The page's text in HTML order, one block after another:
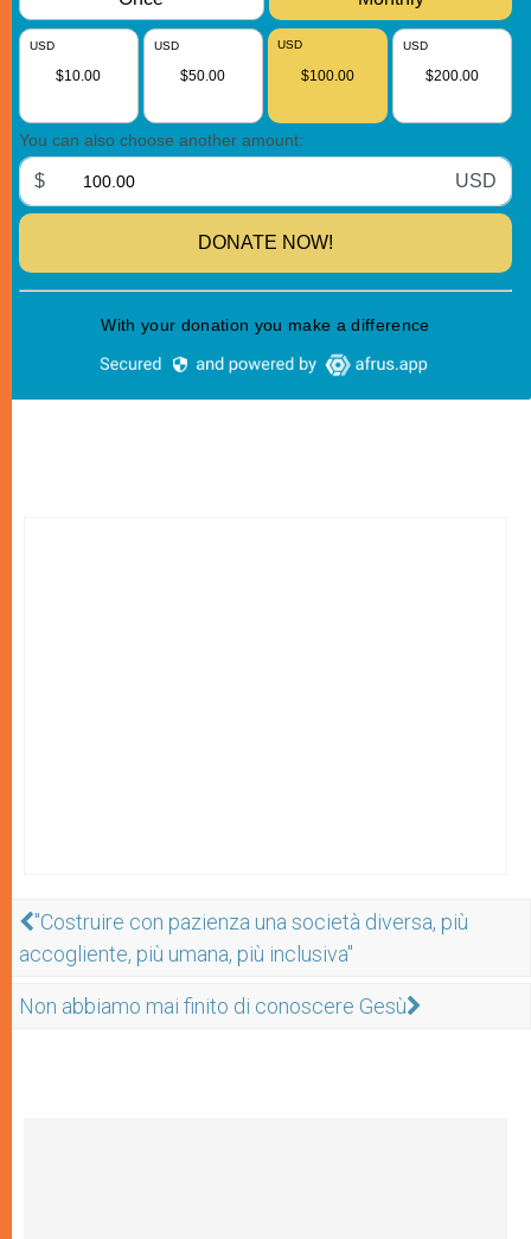
"Costruire con pazienza una società diversa, più
accogliente, più umana, più inclusiva"
Non abbiamo mai finito di conoscere Gesù